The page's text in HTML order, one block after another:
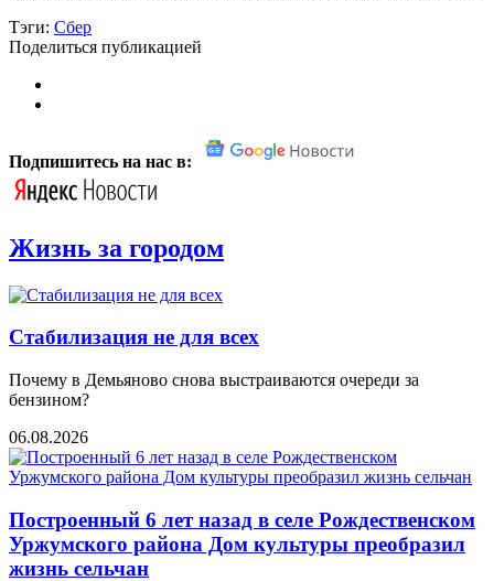
Тэги: Сбер
Поделиться публикацией
Подпишитесь на нас в:
Жизнь за городом
Стабилизация не для всех
Почему в Демьяново снова выстраиваются очереди за
бензином?
06.08.2026
Построенный 6 лет назад в селе Рождественском
Уржумского района Дом культуры преобразил
жизнь сельчан